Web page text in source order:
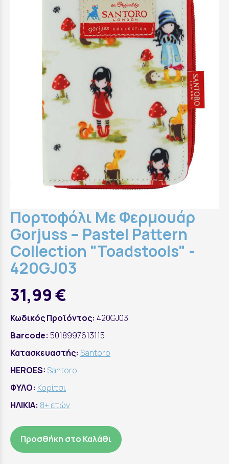
Πορτοφόλι Mε Φερμουάρ
Gorjuss – Pastel Pattern
Collection "Toadstools" -
420GJ03
31,99 €
Κωδικός Προϊόντος: 420GJ03
Barcode: 5018997613115
Κατασκευαστής: Santoro
HEROES:Santoro
ΦΥΛΟ: Κορίτσι
ΗΛΙΚΙΑ: 8+ ετών
Προσθήκη στο Καλάθι